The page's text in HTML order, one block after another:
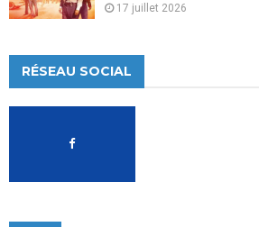
17 juillet 2026
RÉSEAU SOCIAL